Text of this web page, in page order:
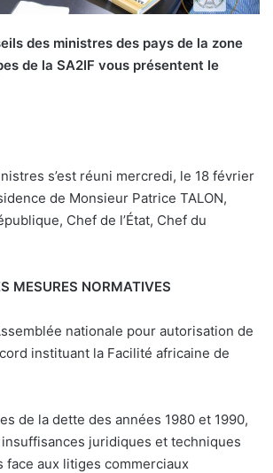
des ministres des pays de la zone
de la SA2IF vous présentent le
s’est réuni mercredi, le 18 février
de Monsieur Patrice TALON,
Chef de l’État, Chef du
MESURES NORMATIVES
nationale pour autorisation de
instituant la Facilité africaine de
de la dette des années 1980 et 1990,
juridiques et techniques
face aux litiges commerciaux